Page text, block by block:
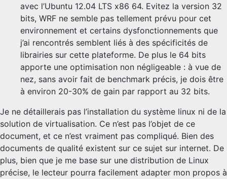
avec l’Ubuntu 12.04 LTS x86 64. Evitez la version 32
bits, WRF ne semble pas tellement prévu pour cet
environnement et certains dysfonctionnements que
j’ai rencontrés semblent liés à des spécificités de
librairies sur cette plateforme. De plus le 64 bits
apporte une optimisation non négligeable : à vue de
nez, sans avoir fait de benchmark précis, je dois être
à environ 20-30% de gain par rapport au 32 bits.
Je ne détaillerais pas l’installation du système linux ni de la
solution de virtualisation. Ce n’est pas l’objet de ce
document, et ce n’est vraiment pas compliqué. Bien des
documents de qualité existent sur ce sujet sur internet. De
plus, bien que je me base sur une distribution de Linux
précise, le lecteur pourra facilement adapter mon propos à